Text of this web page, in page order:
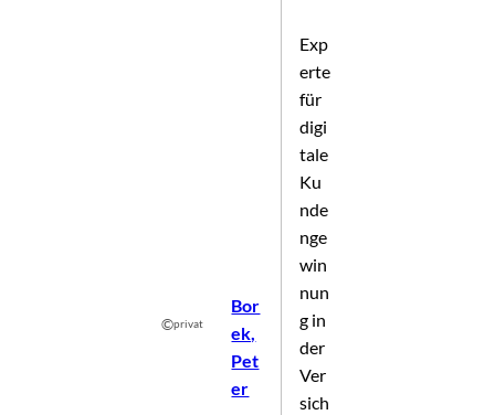
©privat
Bor
ek,
Pet
er
Exp
erte
für
digi
tale
Ku
nde
nge
win
nun
g in
der
Ver
sich